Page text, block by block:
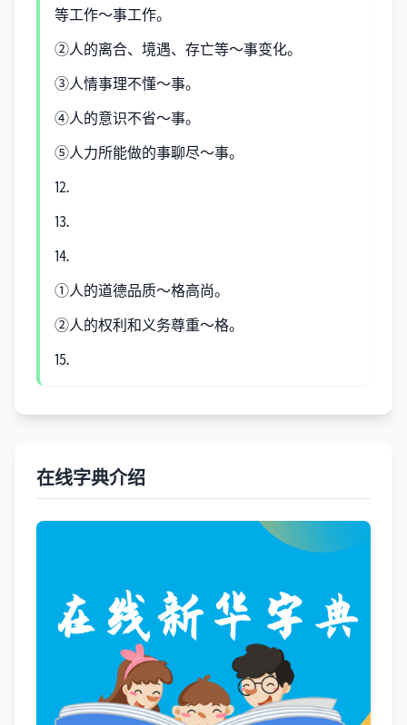
等工作～事工作。
②人的离合、境遇、存亡等～事变化。
③人情事理不懂～事。
④人的意识不省～事。
⑤人力所能做的事聊尽～事。
⒓
⒔
⒕
①人的道德品质～格高尚。
②人的权利和义务尊重～格。
⒖
在线字典介绍